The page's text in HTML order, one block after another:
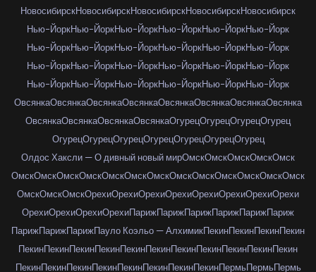
НовосибирскНовосибирскНовосибирскНовосибирскНовосибирск
Нью-ЙоркНью-ЙоркНью-ЙоркНью-ЙоркНью-ЙоркНью-Йорк
Нью-ЙоркНью-ЙоркНью-ЙоркНью-ЙоркНью-ЙоркНью-Йорк
Нью-ЙоркНью-ЙоркНью-ЙоркНью-ЙоркНью-ЙоркНью-Йорк
Нью-ЙоркНью-ЙоркНью-ЙоркНью-ЙоркНью-ЙоркНью-Йорк
ОвсянкаОвсянкаОвсянкаОвсянкаОвсянкаОвсянкаОвсянкаОвсянка
ОвсянкаОвсянкаОвсянкаОвсянкаОгурецОгурецОгурецОгурец
ОгурецОгурецОгурецОгурецОгурецОгурецОгурец
Олдос Хаксли — О дивный новый мирОмскОмскОмскОмскОмск
ОмскОмскОмскОмскОмскОмскОмскОмскОмскОмскОмскОмскОмск
ОмскОмскОмскОрехиОрехиОрехиОрехиОрехиОрехиОрехиОрехи
ОрехиОрехиОрехиОрехиПарижПарижПарижПарижПарижПариж
ПарижПарижПарижПауло Коэльо — АлхимикПекинПекинПекинПекин
ПекинПекинПекинПекинПекинПекинПекинПекинПекинПекинПекин
ПекинПекинПекинПекинПекинПекинПекинПекинПермьПермьПермь